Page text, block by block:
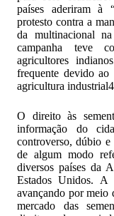
países aderiram à
protesto contra a
da multinacional
campanha teve
agricultores
frequente devido ao
agricultura
O direito às
informação do
controverso, dúbio e
de algum modo
diversos países da
Estados Unidos. A
avançando por
mercado das